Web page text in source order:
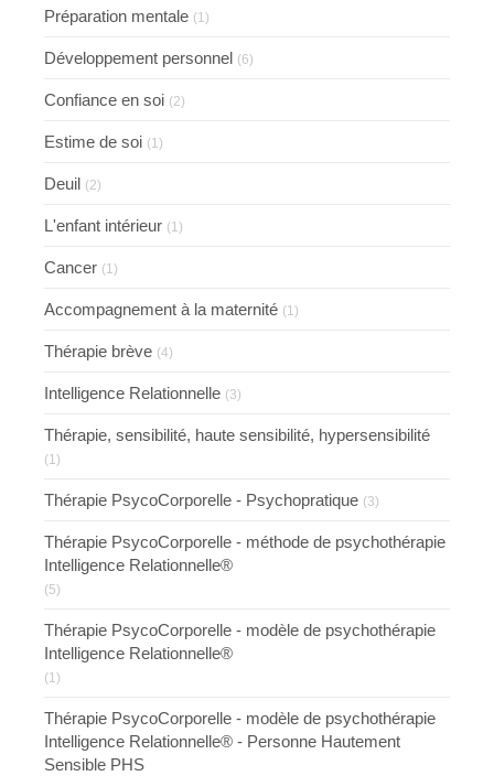
Préparation mentale (1)
Développement personnel (6)
Confiance en soi (2)
Estime de soi (1)
Deuil (2)
L'enfant intérieur (1)
Cancer (1)
Accompagnement à la maternité (1)
Thérapie brève (4)
Intelligence Relationnelle (3)
Thérapie, sensibilité, haute sensibilité, hypersensibilité
(1)
Thérapie PsycoCorporelle - Psychopratique (3)
Thérapie PsycoCorporelle - méthode de psychothérapie
Intelligence Relationnelle®
(5)
Thérapie PsycoCorporelle - modèle de psychothérapie
Intelligence Relationnelle®
(1)
Thérapie PsycoCorporelle - modèle de psychothérapie
Intelligence Relationnelle® - Personne Hautement
Sensible PHS